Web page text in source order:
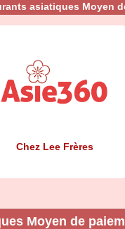
asiatiques Moyen
Chez Lee Frères
Moyen de